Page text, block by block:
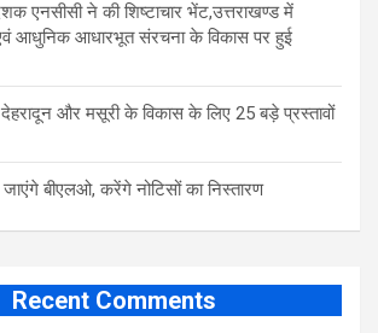
एनसीसी ने की शिष्टाचार भेंट,उत्तराखण्ड में
आधुनिक आधारभूत संरचना के विकास पर हुई
देहरादून और मसूरी के विकास के लिए 25 बड़े प्रस्तावों
जाएंगे बीएलओ, करेंगे नोटिसों का निस्तारण
Recent Comments